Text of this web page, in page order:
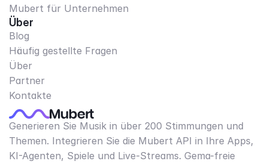
Mubert für Unternehmen
Über
Blog
Häufig gestellte Fragen
Über
Partner
Kontakte
Generieren Sie Musik in über 200 Stimmungen und
Themen. Integrieren Sie die Mubert API in Ihre Apps,
KI-Agenten, Spiele und Live-Streams. Gema-freie